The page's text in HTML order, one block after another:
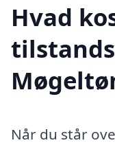
Hvad
Når du står